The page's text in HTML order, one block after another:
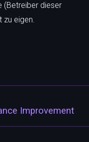
(Betreiber dieser
zu eigen.
Improvement